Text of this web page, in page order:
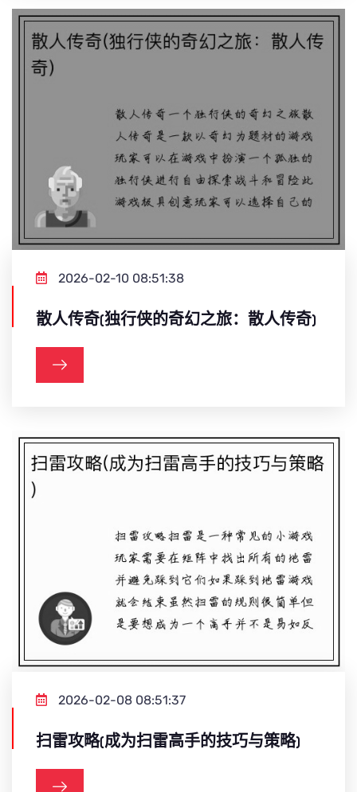
2026-02-10 08:51:38
散人传奇(独行侠的奇幻之旅：散人传奇)
2026-02-08 08:51:37
扫雷攻略(成为扫雷高手的技巧与策略)